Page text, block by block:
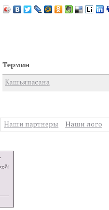
Термин
Кашьяпасана
Наши партнеры Наши лого